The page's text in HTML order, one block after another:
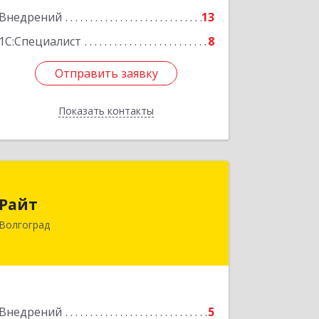
Внедрений
13
1С:Специалист
8
Отправить заявку
Показать контакты
Отправить заявку
Назад
Райт
Волгоград
Внедрений
5
Подробнее